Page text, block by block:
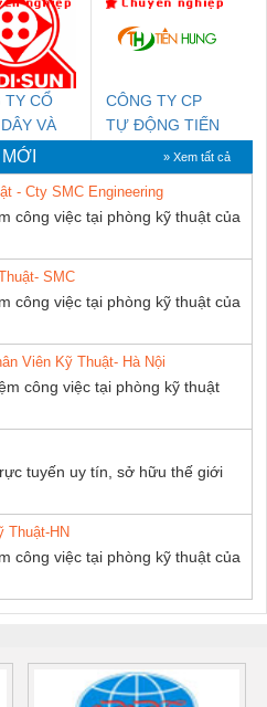
TY CỔ
VÀ
ĐÌNH
CÔNG TY CP
TỰ ĐỘNG TIẾN
» Xem tất cả
- Cty SMC Engineering
công việc tại phòng kỹ thuật của
SMC
công việc tại phòng kỹ thuật của
Viên Kỹ Thuật- Hà Nội
công việc tại phòng kỹ thuật
tuyến uy tín, sở hữu thế giới
Thuật-HN
công việc tại phòng kỹ thuật của